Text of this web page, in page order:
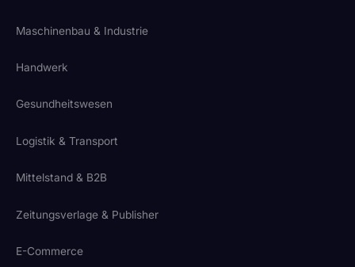
Maschinenbau & Industrie
Handwerk
Gesundheitswesen
Logistik & Transport
Mittelstand & B2B
Zeitungsverlage & Publisher
E-Commerce